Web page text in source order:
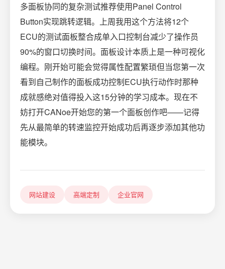
多面板协同的复杂测试推荐使用Panel Control
Button实现跳转逻辑。上周我用这个方法将12个
ECU的测试面板整合成单入口控制台减少了操作员
90%的窗口切换时间。面板设计本质上是一种可视化
编程。刚开始可能会觉得属性配置繁琐但当您第一次
看到自己制作的面板成功控制ECU执行动作时那种
成就感绝对值得投入这15分钟的学习成本。现在不
妨打开CANoe开始您的第一个面板创作吧——记得
先从最简单的转速监控开始成功后再逐步添加其他功
能模块。
网站建设 高端定制 企业官网